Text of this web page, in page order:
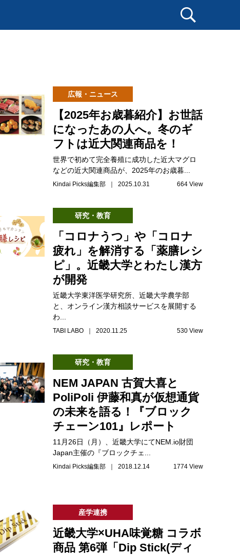
広報・ニュース
【2025年お歳暮紹介】お世話
になったあの人へ。冬のギ
フトは近大関連商品を！
世界で初めて完全養殖に成功した近大マグロ
などの近大関連商品が、2025年のお歳暮...
Kindai Picks編集部 ｜ 2025.10.31 664 View
研究・教育
「コロナうつ」や「コロナ
疲れ」を解消する「薬膳レシ
ピ」。近畿大学とわたし漢方
が開発
近畿大学東洋医学研究所、近畿大学農学部
と、オンライン漢方相談サービスを展開する
わ...
TABI LABO ｜ 2020.11.25 530 View
研究・教育
NEM JAPAN 古賀大喜と
PoliPoli 伊藤和真が仮想通貨
の未来を語る！『ブロック
チェーン101』レポート
11月26日（月）、近畿大学にてNEM.io財団
Japan主催の『ブロックチェ...
Kindai Picks編集部 ｜ 2018.12.14 1774 View
産学連携
近畿大学×UHA味覚糖 コラボ
商品 第6弾「Dip Stick(ディ